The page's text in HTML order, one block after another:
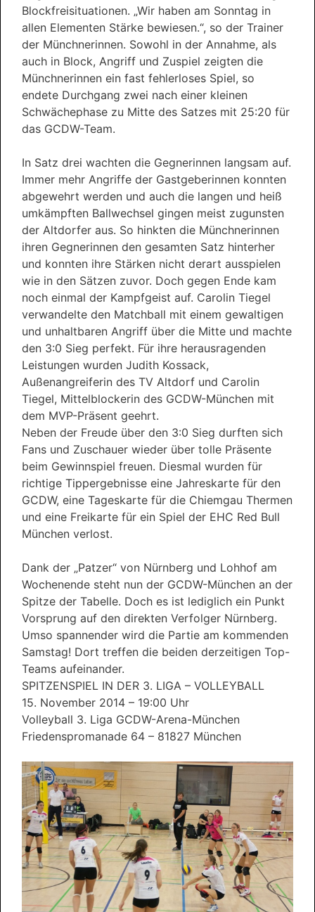
Blockfreisituationen. „Wir haben am Sonntag in
allen Elementen Stärke bewiesen.“, so der Trainer
der Münchnerinnen. Sowohl in der Annahme, als
auch in Block, Angriff und Zuspiel zeigten die
Münchnerinnen ein fast fehlerloses Spiel, so
endete Durchgang zwei nach einer kleinen
Schwächephase zu Mitte des Satzes mit 25:20 für
das GCDW-Team.
In Satz drei wachten die Gegnerinnen langsam auf.
Immer mehr Angriffe der Gastgeberinnen konnten
abgewehrt werden und auch die langen und heiß
umkämpften Ballwechsel gingen meist zugunsten
der Altdorfer aus. So hinkten die Münchnerinnen
ihren Gegnerinnen den gesamten Satz hinterher
und konnten ihre Stärken nicht derart ausspielen
wie in den Sätzen zuvor. Doch gegen Ende kam
noch einmal der Kampfgeist auf. Carolin Tiegel
verwandelte den Matchball mit einem gewaltigen
und unhaltbaren Angriff über die Mitte und machte
den 3:0 Sieg perfekt. Für ihre herausragenden
Leistungen wurden Judith Kossack,
Außenangreiferin des TV Altdorf und Carolin
Tiegel, Mittelblockerin des GCDW-München mit
dem MVP-Präsent geehrt.
Neben der Freude über den 3:0 Sieg durften sich
Fans und Zuschauer wieder über tolle Präsente
beim Gewinnspiel freuen. Diesmal wurden für
richtige Tippergebnisse eine Jahreskarte für den
GCDW, eine Tageskarte für die Chiemgau Thermen
und eine Freikarte für ein Spiel der EHC Red Bull
München verlost.
Dank der „Patzer“ von Nürnberg und Lohhof am
Wochenende steht nun der GCDW-München an der
Spitze der Tabelle. Doch es ist lediglich ein Punkt
Vorsprung auf den direkten Verfolger Nürnberg.
Umso spannender wird die Partie am kommenden
Samstag! Dort treffen die beiden derzeitigen Top-
Teams aufeinander.
SPITZENSPIEL IN DER 3. LIGA – VOLLEYBALL
15. November 2014 – 19:00 Uhr
Volleyball 3. Liga GCDW-Arena-München
Friedenspromanade 64 – 81827 München